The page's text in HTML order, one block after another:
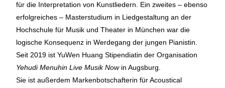
für die Interpretation von Kunstliedern. Ein zweites – ebenso
erfolgreiches – Masterstudium in Liedgestaltung an der
Hochschule für Musik und Theater in München war die
logische Konsequenz in Werdegang der jungen Pianistin.
Seit 2019 ist YuWen Huang Stipendiatin der Organisation
Yehudi Menuhin Live Musik Nowin Augsburg.
Sie ist außerdem Markenbotschafterin für Acoustical